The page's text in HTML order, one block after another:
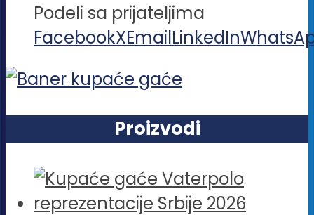
Podeli sa prijateljima
FacebookXEmailLinkedIn
Proizvodi